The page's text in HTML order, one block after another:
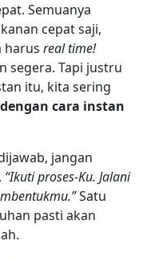
Semuanya
cepat saji,
harus real time!
segera. Tapi justru
itu, kita sering
cara instan
jangan
“Ikuti proses-Ku. Jalani
Satu
pasti akan